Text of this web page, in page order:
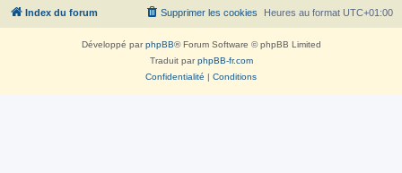
Index du forum Heures au format UTC+01:00
Supprimer les cookies
Développé parphpBB® Forum Software © phpBB Limited
Traduit parphpBB-fr.com
Confidentialité | Conditions